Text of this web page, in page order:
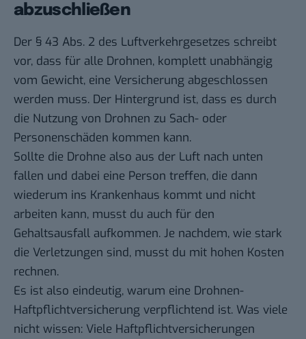
abzuschließen
Der § 43 Abs. 2 des Luftverkehrgesetzes schreibt
vor, dass für alle Drohnen, komplett unabhängig
vom Gewicht, eine Versicherung abgeschlossen
werden muss. Der Hintergrund ist, dass es durch
die Nutzung von Drohnen zu Sach- oder
Personenschäden kommen kann.
Sollte die Drohne also aus der Luft nach unten
fallen und dabei eine Person treffen, die dann
wiederum ins Krankenhaus kommt und nicht
arbeiten kann, musst du auch für den
Gehaltsausfall aufkommen. Je nachdem, wie stark
die Verletzungen sind, musst du mit hohen Kosten
rechnen.
Es ist also eindeutig, warum eine Drohnen-
Haftpflichtversicherung verpflichtend ist. Was viele
nicht wissen: Viele Haftpflichtversicherungen